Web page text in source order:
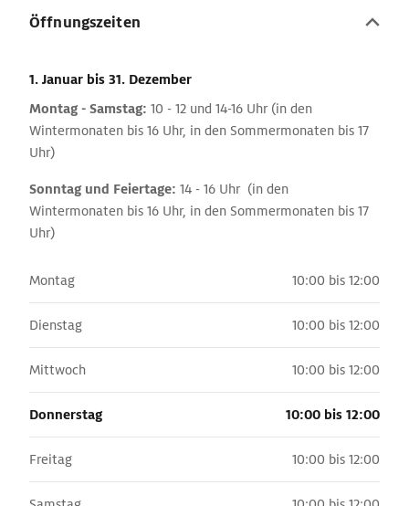
Öffnungszeiten
1. Januar bis 31. Dezember
Montag - Samstag: 10 - 12 und 14-16 Uhr (in den
Wintermonaten bis 16 Uhr, in den Sommermonaten bis 17
Uhr)
Sonntag und Feiertage: 14 - 16 Uhr (in den
Wintermonaten bis 16 Uhr, in den Sommermonaten bis 17
Uhr)
Montag 10:00 bis 12:00
Dienstag 10:00 bis 12:00
Mittwoch 10:00 bis 12:00
Donnerstag 10:00 bis 12:00
Freitag 10:00 bis 12:00